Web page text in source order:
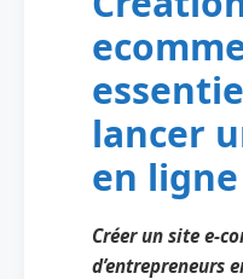
lancer
en ligne
Créer un site e-
d’entrepreneurs